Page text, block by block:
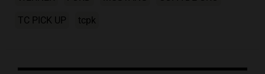
TC PICK UP tcpk